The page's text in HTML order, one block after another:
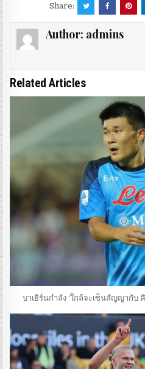
Share:
Author: admins
Related Articles
บาเยิร์นกำลัง ‘ใกล้จะเซ็นสัญญากั